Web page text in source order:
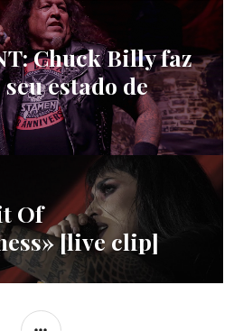
Chuck Billy faz
seu estado de
Of
[live clip]
SIDEBAR